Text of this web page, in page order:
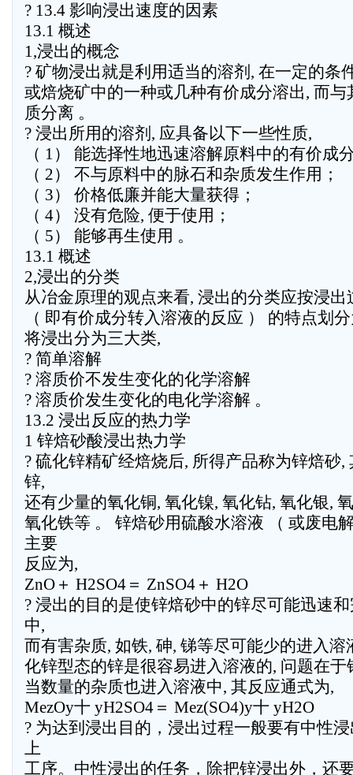
? 13.4 影响浸出速度的因素
13.1 概述
1,浸出的概念
? 矿物浸出就是利用适当的溶剂, 在一定的条
或焙烧矿中的一种或几种有价成分溶出, 而与
质分离 。
? 浸出所用的溶剂, 应具备以下一些性质,
（ 1） 能选择性地迅速溶解原料中的有价成
（ 2） 不与原料中的脉石和杂质发生作用；
（ 3） 价格低廉并能大量获得；
（ 4） 没有危险, 便于使用；
（ 5） 能够再生使用 。
13.1 概述
2,浸出的分类
从冶金原理的观点来看, 浸出的分类应按浸出
（ 即有价成分转入溶液的反应 ） 的特点划
将浸出分为三大类,
? 简单溶解
? 溶质价不发生变化的化学溶解
? 溶质价发生变化的电化学溶解 。
13.2 浸出反应的热力学
1 锌焙砂酸浸出热力学
? 硫化锌精矿经焙烧后, 所得产品称为锌焙砂,
锌,
还有少量的氧化铜, 氧化镍, 氧化钻, 氧化银,
氧化铁等 。 锌焙砂用硫酸水溶液 （ 或废电
主要
反应为,
ZnO＋ H2SO4＝ ZnSO4＋ H2O
? 浸出的目的是使锌焙砂中的锌尽可能迅速
中,
而有害杂质, 如铁, 砷, 锑等尽可能少的进入溶
化锌型态的锌是很容易进入溶液的, 问题在于
当数量的杂质也进入溶液中, 其反应通式为,
MezOy十 yH2SO4＝ Mez(SO4)y十 yH2O
? 为达到浸出目的，浸出过程一般要有中性
上
工序。中性浸出的任务，除把锌浸出外，还